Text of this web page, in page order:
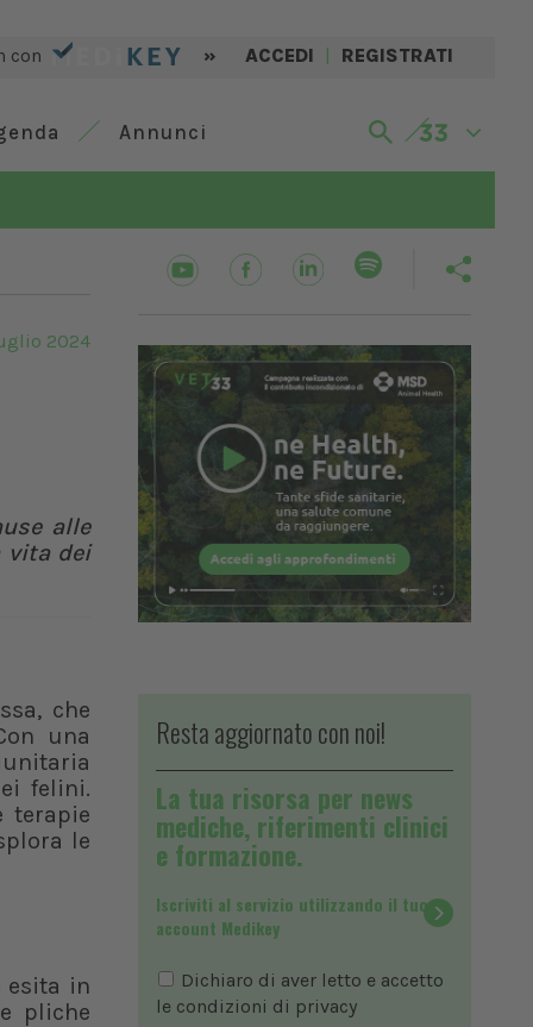
con » ACCEDI | REGISTRATI
Annunci
2024
alle
vita dei
che
una
felini.
terapie
le
esita in
pliche
Resta aggiornato con noi!
La tua risorsa per news
mediche, riferimenti clinici
e formazione.
Iscriviti al servizio utilizzando il tuo
account Medikey
Dichiaro di aver letto e accetto
le condizioni di privacy